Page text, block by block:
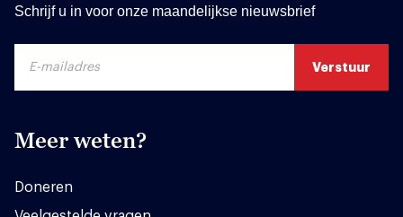
Schrijf u in voor onze maandelijkse nieuwsbrief
Meer weten?
Doneren